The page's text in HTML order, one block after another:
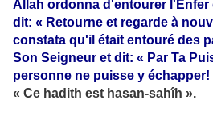
Allah ordonna d'entourer l'Enfer
dit: « Retourne et regarde à
constata qu'il était entouré des
Son Seigneur et dit: « Par Ta
personne ne puisse y échapper!
« Ce hadith est hasan-sahîh ».